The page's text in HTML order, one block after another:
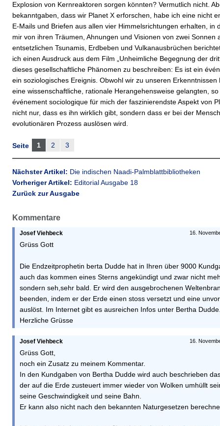
Explosion von Kernreaktoren sorgen könnten? Vermutlich nicht.
bekanntgaben, dass wir Planet X erforschen, habe ich eine nicht
E-Mails und Briefen aus allen vier Himmelsrichtungen erhalten, in
mir von ihren Träumen, Ahnungen und Visionen von zwei Sonnen
entsetzlichen Tsunamis, Erdbeben und Vulkanausbrüchen
ich einen Ausdruck aus dem Film „Unheimliche Begegnung der
dieses gesellschaftliche Phänomen zu beschreiben: Es ist ein
ein soziologisches Ereignis. Obwohl wir zu unseren Erkenntnissen
eine wissenschaftliche, rationale Herangehensweise gelangten,
événement sociologique für mich der faszinierendste Aspekt von
nicht nur, dass es ihn wirklich gibt, sondern dass er bei der
evolutionären Prozess auslösen wird.
Seite 1 2 3
Nächster Artikel: Die indischen Naadi-Palmblattbibliotheken
Vorheriger Artikel: Editorial Ausgabe 18
Zurück zur Ausgabe
Kommentare
16.
Josef Viehbeck
Grüss Gott
Die Endzeitprophetin berta Dudde hat in Ihren über 9000
auch das kommen eines Sterns angekündigt und zwar nicht
sondern seh,sehr bald. Er wird den ausgebrochenen
beenden, indem er der Erde einen stoss versetzt und eine
auslöst. Im Internet gibt es ausreichen Infos unter Bertha
Herzliche Grüsse
16.
Josef Viehbeck
Grüss Gott,
noch ein Zusatz zu meinem Kommentar.
In den Kundgaben von Bertha Dudde wird auch beschrieben
der auf die Erde zusteuert immer wieder von Wolken umhüllt
seine Geschwindigkeit und seine Bahn.
Er kann also nicht nach den bekannten Naturgesetzen